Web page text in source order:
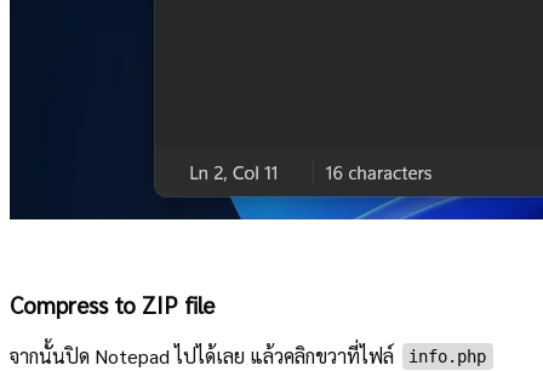
Compress to ZIP file
จากนั้นปิด Notepad ไปได้เลย แล้วคลิกขวาที่ไฟล์ info.php